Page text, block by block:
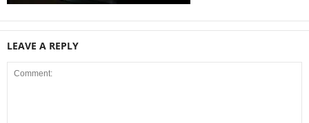
LEAVE A REPLY